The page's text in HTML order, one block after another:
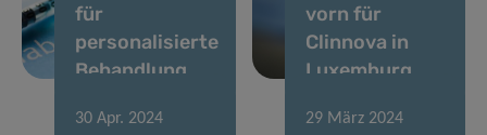
für
personalisierte
Behandlung
vorn für
Clinnova in
Luxemburg
30 Apr. 2024 29 März 2024